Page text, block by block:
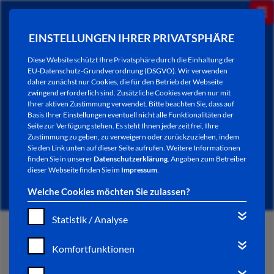
EINSTELLUNGEN IHRER PRIVATSPHÄRE
Diese Website schützt Ihre Privatsphäre durch die Einhaltung der
EU-Datenschutz-Grundverordnung (DSGVO). Wir verwenden
daher zunächst nur Cookies, die für den Betrieb der Webseite
zwingend erforderlich sind. Zusätzliche Cookies werden nur mit
Ihrer aktiven Zustimmung verwendet. Bitte beachten Sie, dass auf
Basis Ihrer Einstellungen eventuell nicht alle Funktionalitäten der
Seite zur Verfügung stehen. Es steht Ihnen jederzeit frei, Ihre
Zustimmung zu geben, zu verweigern oder zurückzuziehen, indem
Sie den Link unten auf dieser Seite aufrufen. Weitere Informationen
finden Sie in unsererDatenschutzerklärung. Angaben zum Betreiber
dieser Webseite finden Sie im Impressum.
Welche Cookies möchten Sie zulassen?
Statistik / Analyse
Komfortfunktionen
NEWSLETTER / CITY LETTER
START